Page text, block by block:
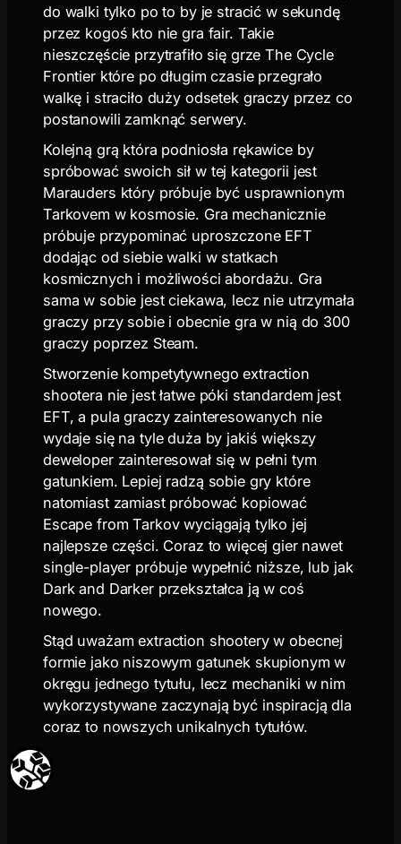
do walki tylko po to by je stracić w sekundę
przez kogoś kto nie gra fair. Takie
nieszczęście przytrafiło się grze The Cycle
Frontier które po długim czasie przegrało
walkę i straciło duży odsetek graczy przez co
postanowili zamknąć serwery.
Kolejną grą która podniosła rękawice by
spróbować swoich sił w tej kategorii jest
Marauders który próbuje być usprawnionym
Tarkovem w kosmosie. Gra mechanicznie
próbuje przypominać uproszczone EFT
dodając od siebie walki w statkach
kosmicznych i możliwości abordażu. Gra
sama w sobie jest ciekawa, lecz nie utrzymała
graczy przy sobie i obecnie gra w nią do 300
graczy poprzez Steam.
Stworzenie kompetytywnego extraction
shootera nie jest łatwe póki standardem jest
EFT, a pula graczy zainteresowanych nie
wydaje się na tyle duża by jakiś większy
deweloper zainteresował się w pełni tym
gatunkiem. Lepiej radzą sobie gry które
natomiast zamiast próbować kopiować
Escape from Tarkov wyciągają tylko jej
najlepsze części. Coraz to więcej gier nawet
single-player próbuje wypełnić niższe, lub jak
Dark and Darker przekształca ją w coś
nowego.
Stąd uważam extraction shootery w obecnej
formie jako niszowym gatunek skupionym w
okręgu jednego tytułu, lecz mechaniki w nim
wykorzystywane zaczynają być inspiracją dla
coraz to nowszych unikalnych tytułów.